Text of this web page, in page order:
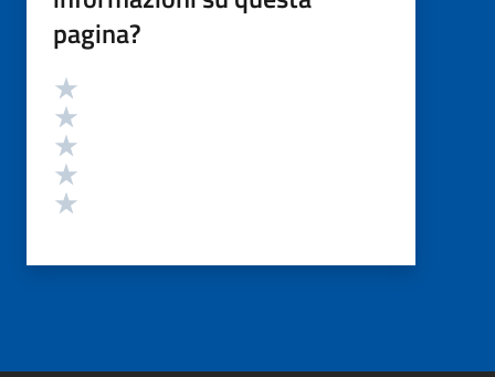
pagina?
Valutazione